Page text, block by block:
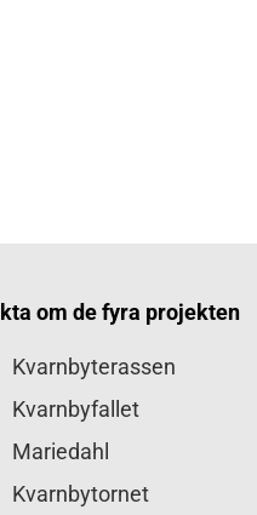
om de fyra projekten
Kvarnbyterassen
Kvarnbyfallet
Mariedahl
Kvarnbytornet